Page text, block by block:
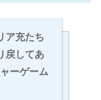
ア充たち
戻してあ
ーゲーム